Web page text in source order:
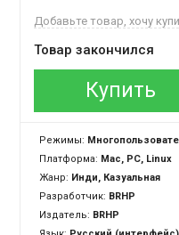
Добавьте товар, хочу
Товар закончился
Купить
Режимы: Многопользовательская,
Платформа: Mac, PC, Linux
Жанр: Инди, Казуальная
Разработчик: BRHP
Издатель: BRHP